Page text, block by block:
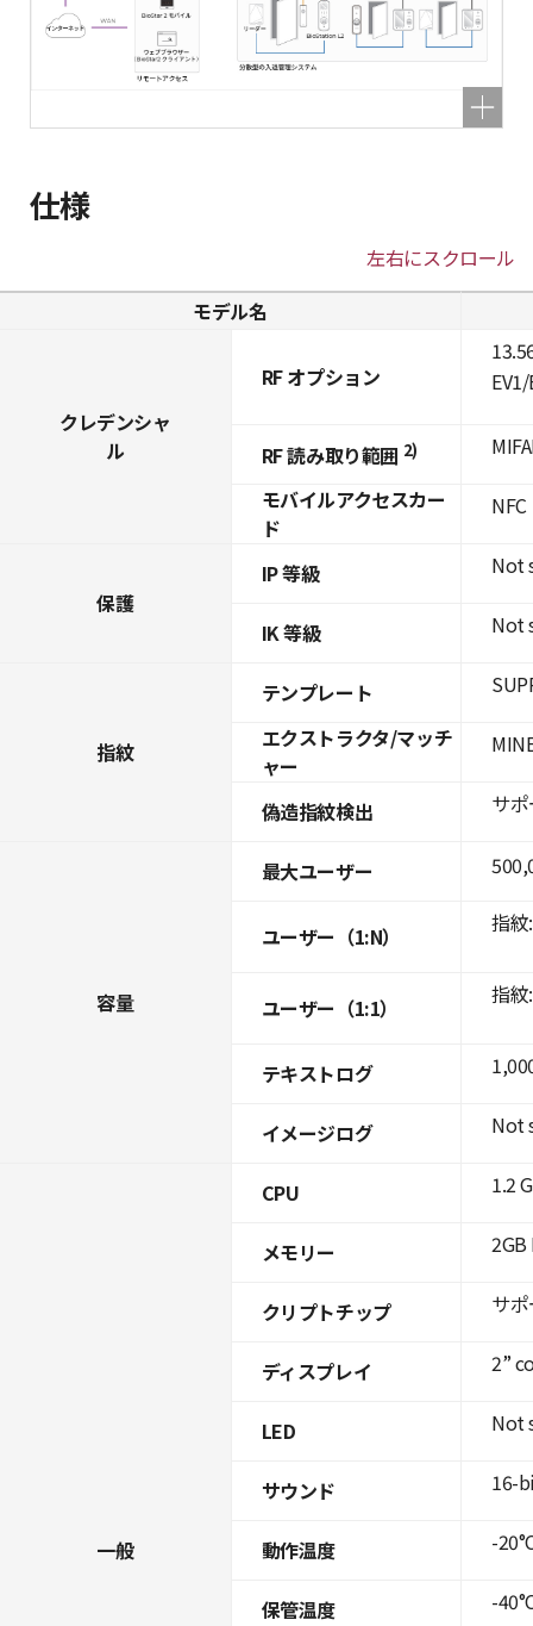
仕様
左右にスクロール
モデル名
クレデンシャ
ル
RF オプション
RF 読み取り範囲 2)
モバイルアクセスカー
ド
保護
IP 等級
IK 等級
指紋
テンプレート
エクストラクタ/マッチ
ャー
偽造指紋検出
容量
最大ユーザー
ユーザー（1:N）
ユーザー（1:1）
テキストログ
イメージログ
一般
CPU
メモリー
クリプトチップ
ディスプレイ
LED
サウンド
動作温度
保管温度
NFC
Not
Not
サ
指紋
指紋
Not
1.2
2GB
サ
2”
Not
16-
-
-